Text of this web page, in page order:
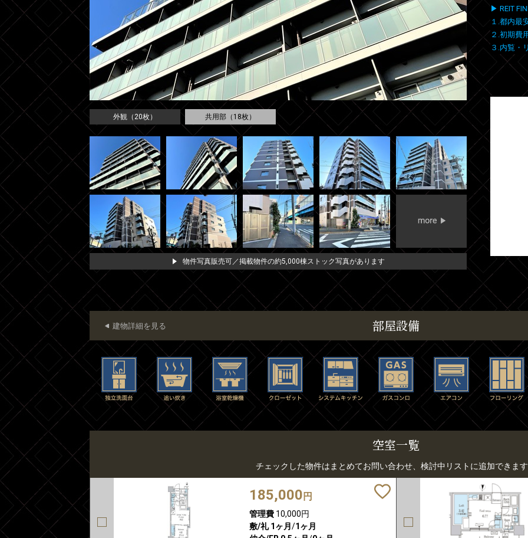
外観（20枚） 共用部（18枚）
物件写真販売可／掲載物件の約5,000棟ストック写真があります
▶ REIT
１.都内最
２.初期費
３.内覧・
部屋設備
建物詳細を見る
空室一覧
チェックした物件はまとめてお問い合わせ、検討中リストに追加できま
185,000 円
管理費10,000円
敷/礼 1ヶ月 /1ヶ月